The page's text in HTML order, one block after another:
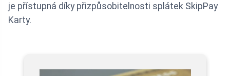
je přístupná díky přizpůsobitelnosti splátek SkipPay
Karty.